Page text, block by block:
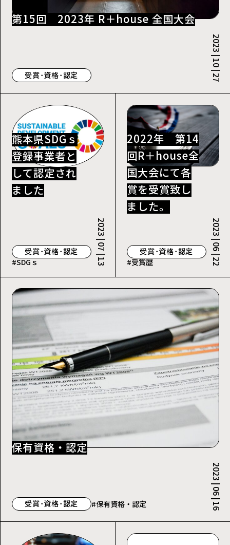
第15回 2023年 R＋house 全国大会
受賞･資格･認定 2023 | 10 | 27
熊本県SDGｓ
登録事業者と
して認定され
ました
受賞･資格･認定
#SDGｓ
2023 | 07 | 13
2022年 第14
回R＋house全
国大会にて各
賞を受賞致し
ました。
受賞･資格･認定
#受賞歴
2023 | 06 | 22
保有資格・認定
受賞･資格･認定 #保有資格・認定 2023 | 06 | 16